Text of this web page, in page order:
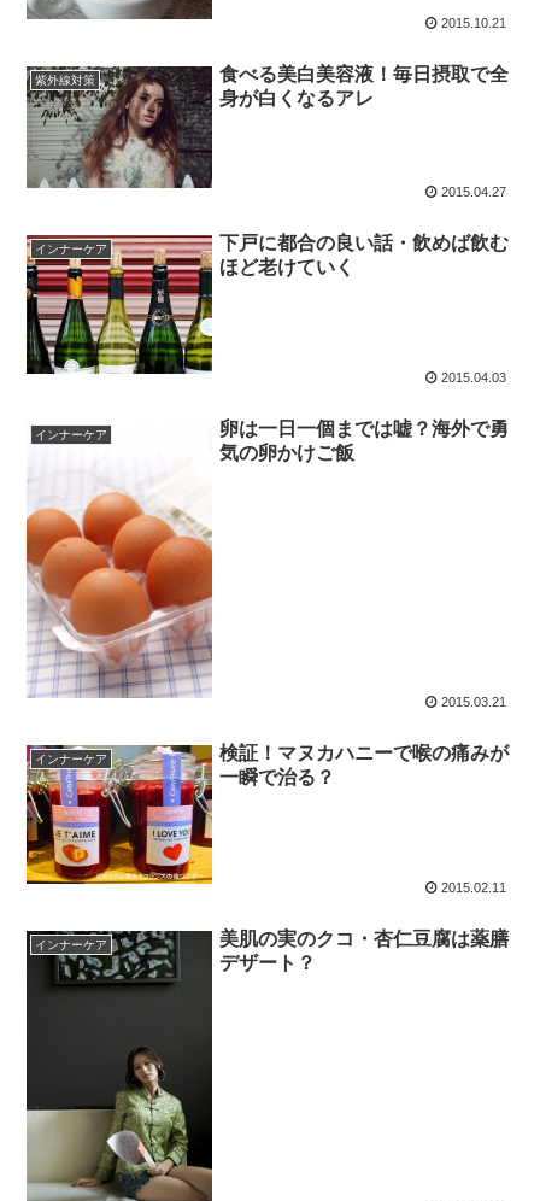
2015.10.21
紫外線対策
食べる美白美容液！毎日摂取で全
身が白くなるアレ
2015.04.27
インナーケア
下戸に都合の良い話・飲めば飲む
ほど老けていく
2015.04.03
インナーケア
卵は一日一個までは嘘？海外で勇
気の卵かけご飯
2015.03.21
インナーケア
検証！マヌカハニーで喉の痛みが
一瞬で治る？
2015.02.11
インナーケア
美肌の実のクコ・杏仁豆腐は薬膳
デザート？